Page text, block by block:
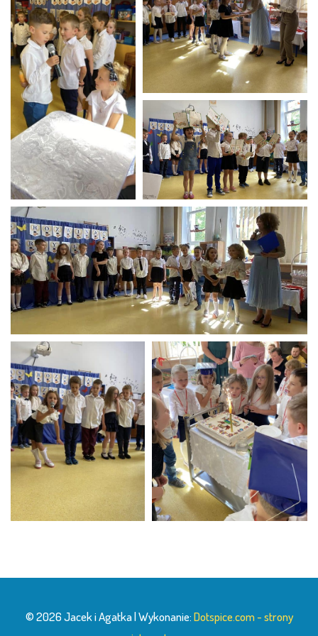
© 2026 Jacek i Agatka | Wykonanie:Dotspice.com - strony